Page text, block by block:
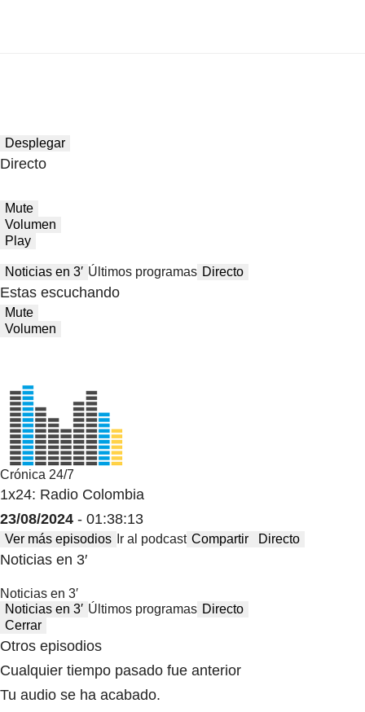
Desplegar
Directo
Mute
Volumen
Play
Noticias en 3′ Últimos programas Directo
Estas escuchando
Mute
Volumen
Crónica 24/7
1x24: Radio Colombia
23/08/2024 - 01:38:13
Ver más episodios Ir al podcast Compartir Directo
Noticias en 3′
Noticias en 3′
Noticias en 3′ Últimos programas Directo
Cerrar
Otros episodios
Cualquier tiempo pasado fue anterior
Tu audio se ha acabado.